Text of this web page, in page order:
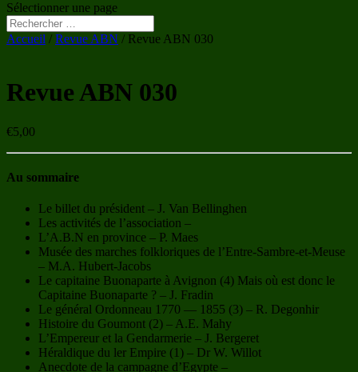
Sélectionner une page
Accueil / Revue ABN / Revue ABN 030
Revue ABN 030
€5,00
Au sommaire
Le billet du président – J. Van Bellinghen
Les activités de l’association –
L’A.B.N en province – P. Maes
Musée des marches folkloriques de l’Entre-Sambre-et-Meuse
– M.A. Hubert-Jacobs
Le capitaine Buonaparte à Avignon (4) Mais où est donc le
Capitaine Buonaparte ? – J. Fradin
Le général Ordonneau 1770 — 1855 (3) – R. Degonhir
Histoire du Goumont (2) – A.E. Mahy
L’Empereur et la Gendarmerie – J. Bergeret
Héraldique du ler Empire (1) – Dr W. Willot
Anecdote de la campagne d’Egypte –